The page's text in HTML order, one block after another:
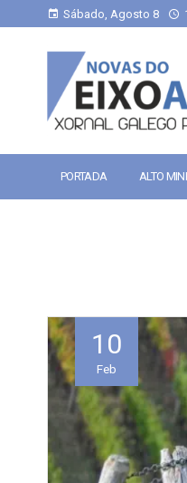
Sábado, Agosto 8
PORTADA ALTO
10
Feb